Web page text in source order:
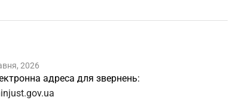
2026
адреса для звернень: